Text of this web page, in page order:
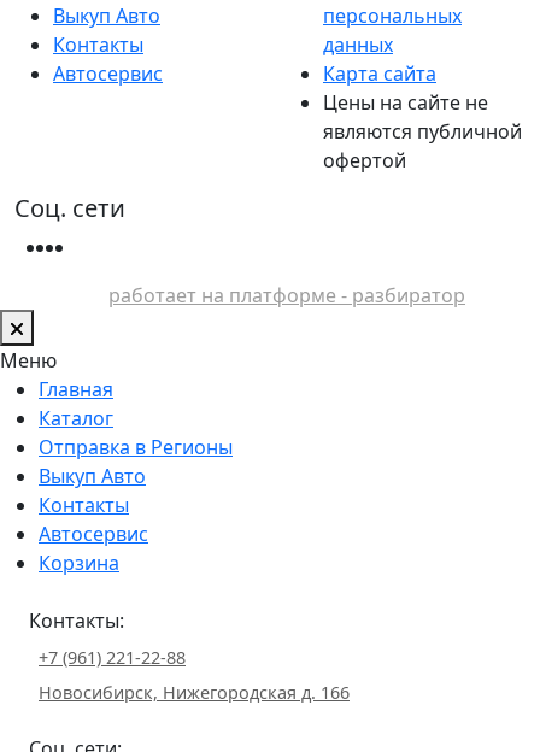
Выкуп Авто
Контакты
Автосервис
персональных
данных
Карта сайта
Цены на сайте не
являются публичной
офертой
Соц. сети
работает на платформе - разбиратор
Меню
Главная
Каталог
Отправка в Регионы
Выкуп Авто
Контакты
Автосервис
Корзина
Контакты:
+7 (961) 221-22-88
Новосибирск, Нижегородская д. 166